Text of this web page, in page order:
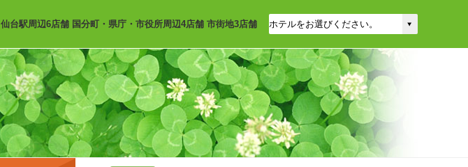
仙台駅周辺6店舗 国分町・県庁・市役所周辺4店舗 市街地3店舗